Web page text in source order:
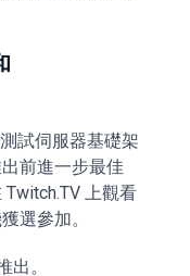
試伺服器基礎架
前進一步最佳
上觀看
選參加。
出。